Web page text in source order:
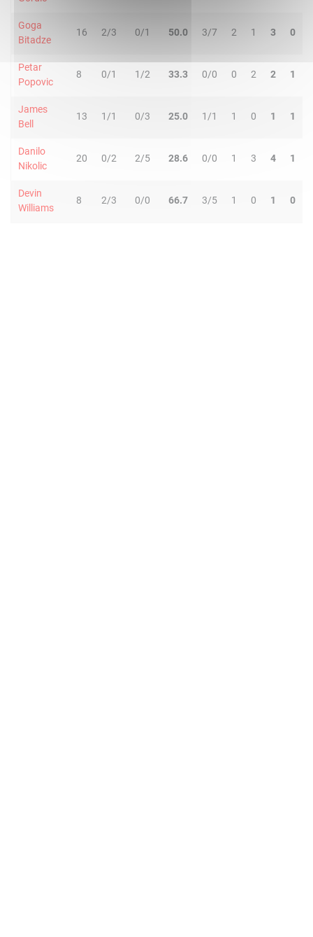
Goga
Bitadze
16 2/3 0/1 50.0 3/7 2 1 3 0
Petar
Popovic
8 0/1 1/2 33.3 0/0 0 2 2 1
James
Bell
13 1/1 0/3 25.0 1/1 1 0 1 1
Danilo
Nikolic
20 0/2 2/5 28.6 0/0 1 3 4 1
Devin
Williams
8 2/3 0/0 66.7 3/5 1 0 1 0